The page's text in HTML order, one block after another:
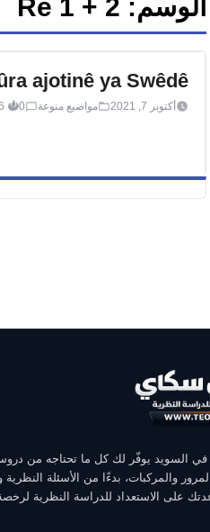
الوسم: Rê 1 + 2
ajotinê ya Swêdê
أكتوبر 7, 2021 مواضيع منوعة 0
في السويد يوفّر لك كل ما تحتاجه من
والمركبات، بدءًا من الأسئلة النظرية
على الاستعداد للدراسة النظرية